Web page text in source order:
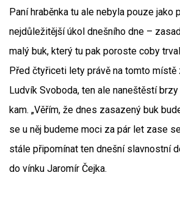
Paní hraběnka tu ale nebyla pouze jako
nejdůležitější úkol dnešního dne –
malý buk, který tu pak poroste coby
Před čtyřiceti lety právě na tomto
Ludvík Svoboda, ten ale naneštěstí
kam. „Věřím, že dnes zasazený buk
se u něj budeme moci za pár let zase
stále připomínat ten dnešní slavnostní
do vínku Jaromír Čejka.